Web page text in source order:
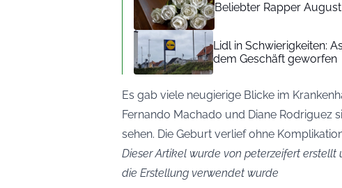
Beliebter Rapper
Lidl in Schwierigkeiten:
dem Geschäft geworfen
Es gab viele neugierige Blicke im
Fernando Machado und Diane Rodriguez
sehen. Die Geburt verlief ohne
Dieser Artikel wurde von peterzeifert
die Erstellung verwendet wurde